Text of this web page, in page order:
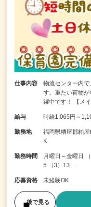
仕事内容
物流センター内
す。重たい荷物
躍中です！ 【メ
給与 時給1,065円～
勤務地
福岡県糟屋郡粕
K
勤務時間
月曜日～金曜日
5 （3）13…
応募資格 未経験OK
後で見る